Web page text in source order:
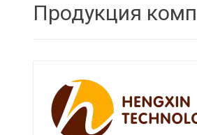
Продукция